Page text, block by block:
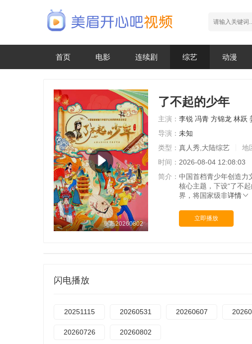
首页 电影 连续剧 综艺 动漫
更新20260802
了不起的少年
主演： 李锐 冯青 方锦龙 林跃
导演： 未知
类型： 真人秀,大陆综艺 地
时间： 2026-08-04 12:08:03
简介： 中国首档青少年创造力
核心主题，下设“了不
界，将国家级非详情
立即播放
闪电播放
20251115 20260531 20260607
20260726 20260802